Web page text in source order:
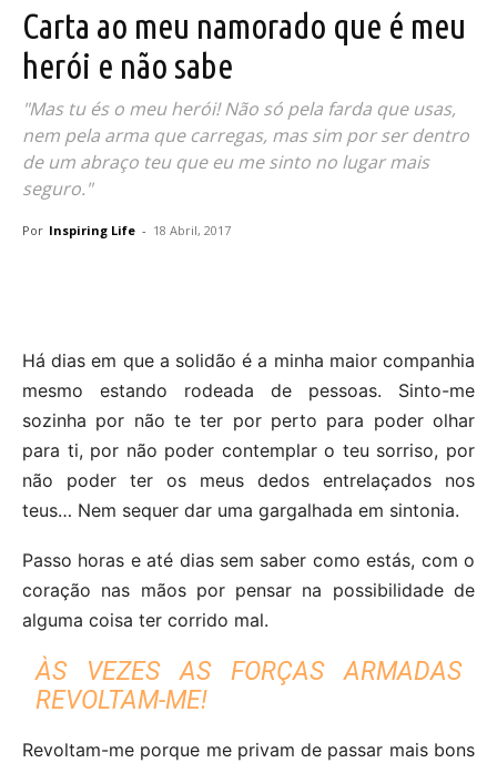
Carta ao meu namorado que é meu
herói e não sabe
"Mas tu és o meu herói! Não só pela farda que usas,
nem pela arma que carregas, mas sim por ser dentro
de um abraço teu que eu me sinto no lugar mais
seguro."
Por Inspiring Life - 18 Abril, 2017
Há dias em que a solidão é a minha maior companhia
mesmo estando rodeada de pessoas. Sinto-me
sozinha por não te ter por perto para poder olhar
para ti, por não poder contemplar o teu sorriso, por
não poder ter os meus dedos entrelaçados nos
teus… Nem sequer dar uma gargalhada em sintonia.
Passo horas e até dias sem saber como estás, com o
coração nas mãos por pensar na possibilidade de
alguma coisa ter corrido mal.
ÀS VEZES AS FORÇAS ARMADAS
REVOLTAM-ME!
Revoltam-me porque me privam de passar mais bons